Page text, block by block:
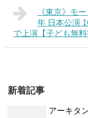
《東京》モ
年 日本公演
で上演【子ども無料
新着記事
アーキタ